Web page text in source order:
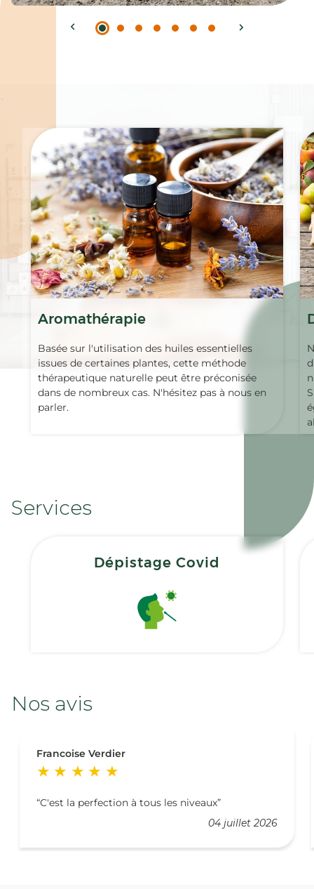
Aromathérapie
Basée sur l'utilisation des huiles essentielles
issues de certaines plantes, cette méthode
thérapeutique naturelle peut être préconisée
dans de nombreux cas. N'hésitez pas à nous en
parler.
Services
Dépistage Covid
Nos avis
Francoise Verdier
04 juillet 2026
C'est la perfection à tous les niveaux